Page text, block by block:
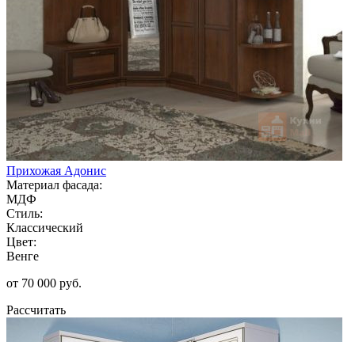
Прихожая Адонис
Материал фасада:
МДФ
Стиль:
Классический
Цвет:
Венге
от 70 000 руб.
Рассчитать